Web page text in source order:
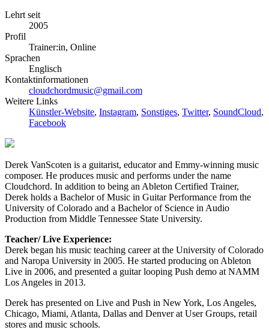
Lehrt seit
2005
Profil
Trainer:in, Online
Sprachen
Englisch
Kontaktinformationen
cloudchordmusic@gmail.com
Weitere Links
Künstler-Website, Instagram, Sonstiges, Twitter, SoundCloud,
Facebook
Derek VanScoten is a guitarist, educator and Emmy-winning music
composer. He produces music and performs under the name
Cloudchord. In addition to being an Ableton Certified Trainer,
Derek holds a Bachelor of Music in Guitar Performance from the
University of Colorado and a Bachelor of Science in Audio
Production from Middle Tennessee State University.
Teacher/ Live Experience:
Derek began his music teaching career at the University of Colorado
and Naropa University in 2005. He started producing on Ableton
Live in 2006, and presented a guitar looping Push demo at NAMM
Los Angeles in 2013.
Derek has presented on Live and Push in New York, Los Angeles,
Chicago, Miami, Atlanta, Dallas and Denver at User Groups, retail
stores and music schools.